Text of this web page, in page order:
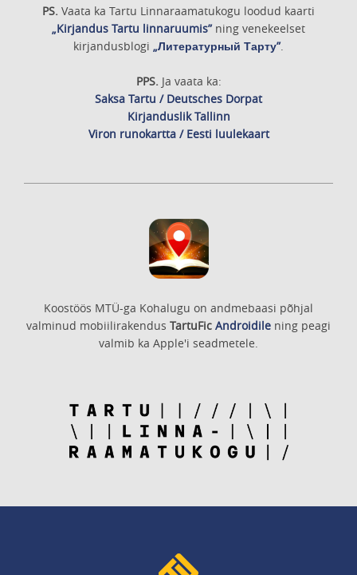
PS. Vaata ka Tartu Linnaraamatukogu loodud kaarti
„Kirjandus Tartu linnaruumis”ning venekeelset
kirjandusblogi „Литературный Тарту”.
PPS. Ja vaata ka:
Saksa Tartu / Deutsches Dorpat
Kirjanduslik Tallinn
Viron runokartta / Eesti luulekaart
Koostöös MTÜ-ga Kohalugu on andmebaasi põhjal
valminud mobiilirakendus TartuFic Androidile ning peagi
valmib ka Apple'i seadmetele.